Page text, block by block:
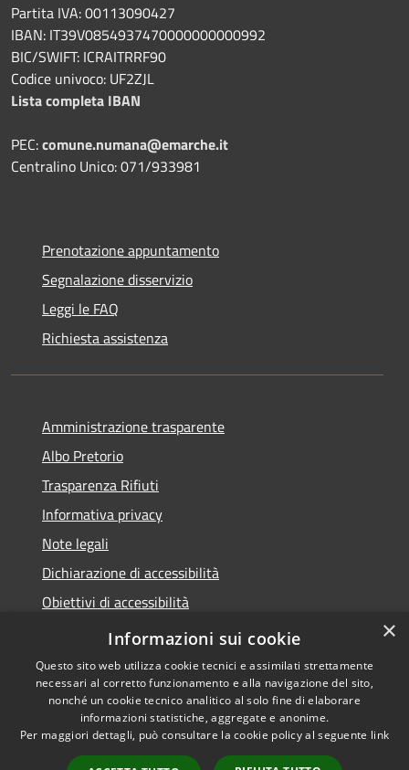
Partita IVA: 00113090427
IBAN: IT39V0854937470000000000992
BIC/SWIFT: ICRAITRRF90
Codice univoco: UF2ZJL
Lista completa IBAN
PEC:comune.numana@emarche.it
Centralino Unico: 071/933981
Prenotazione appuntamento
Segnalazione disservizio
Leggi le FAQ
Richiesta assistenza
Amministrazione trasparente
Albo Pretorio
Trasparenza Rifiuti
Informativa privacy
Note legali
Dichiarazione di accessibilità
Obiettivi di accessibilità
Whistleblowing
Accessibilità
Copyright © 2026 • Comune di
Numana • Powered by
×
Informazioni sui cookie
Questo sito web utilizza cookie tecnici e assimilati strettamente
necessari al corretto funzionamento e alla navigazione del sito,
nonché un cookie tecnico analitico al solo fine di elaborare
informazioni statistiche, aggregate e anonime.
Per maggiori dettagli, può consultare la cookie policy al seguente link